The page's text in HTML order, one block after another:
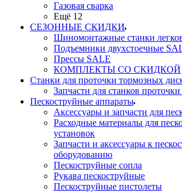
Газовая сварка
Ещё 12
СЕЗОННЫЕ СКИДКИ
Шиномонтажные станки
Подъемники двухстоечные
Прессы SALE
КОМПЛЕКТЫ СО СКИДКОЙ
Станки для проточки тормозных
Запчасти для станков
Пескоструйные аппараты
Аксессуары и запчасти для
Расходные материалы для
установок
Запчасти и аксессуары к
оборудованию
Пескоструйные сопла
Рукава пескоструйные
Пескоструйные пистолеты